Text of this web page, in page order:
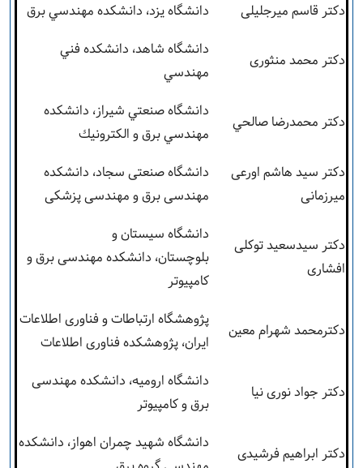
دکتر قاسم میرجلیلی
دانشگاه يزد، دانشکده مهندسي برق
دکتر محمد منثوری
دانشگاه شاهد، دانشکده فني
مهندسي
دكتر محمدرضا صالحي
دانشگاه صنعتي شيراز، دانشكده
مهندسي برق و الكترونيك
دکتر سید هاشم اورعی
میرزمانی
دانشگاه صنعتی سجاد، دانشکده
مهندسی برق و مهندسی پزشکی
دکتر سیدسعید توکلی
افشاری
دانشگاه سیستان و
بلوچستان، دانشکده مهندسی برق و
کامپیوتر
دکترمحمد شهرام معین
پژوهشگاه ارتباطات و فناوری اطلاعات
ایران، پژوهشکده فناوری اطلاعات
دکتر جواد نوری نیا
دانشگاه ارومیه، دانشکده مهندسی
برق و کامپیوتر
دکتر ابراهیم فرشیدی
دانشگاه شهید چمران اهواز، دانشکده